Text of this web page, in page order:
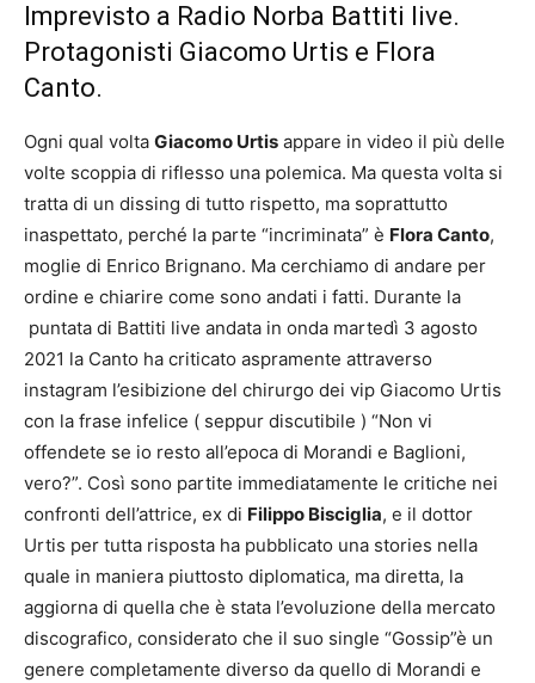
Imprevisto a Radio Norba Battiti live.
Protagonisti Giacomo Urtis e Flora
Canto.
Ogni qual volta Giacomo Urtis appare in video il più delle
volte scoppia di riflesso una polemica. Ma questa volta si
tratta di un dissing di tutto rispetto, ma soprattutto
inaspettato, perché la parte “incriminata” è Flora Canto,
moglie di Enrico Brignano. Ma cerchiamo di andare per
ordine e chiarire come sono andati i fatti. Durante la
puntata di Battiti live andata in onda martedì 3 agosto
2021 la Canto ha criticato aspramente attraverso
instagram l’esibizione del chirurgo dei vip Giacomo Urtis
con la frase infelice ( seppur discutibile ) “Non vi
offendete se io resto all’epoca di Morandi e Baglioni,
vero?”. Così sono partite immediatamente le critiche nei
confronti dell’attrice, ex di Filippo Bisciglia, e il dottor
Urtis per tutta risposta ha pubblicato una stories nella
quale in maniera piuttosto diplomatica, ma diretta, la
aggiorna di quella che è stata l’evoluzione della mercato
discografico, considerato che il suo single “Gossip”è un
genere completamente diverso da quello di Morandi e